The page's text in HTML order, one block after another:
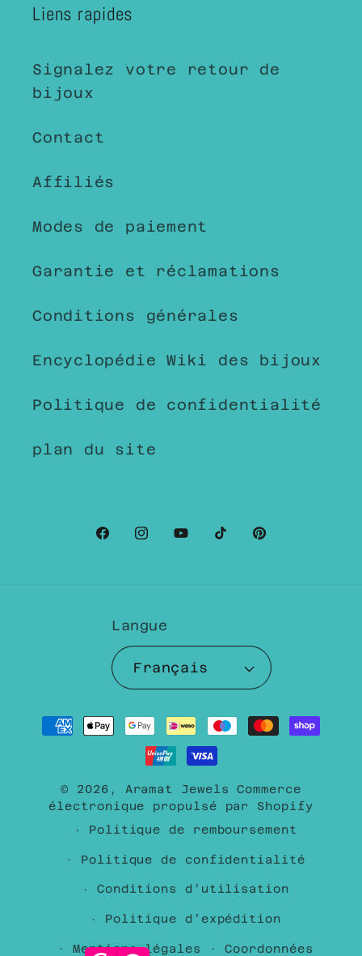
Liens rapides
Signalez votre retour de
bijoux
Contact
Affiliés
Modes de paiement
Garantie et réclamations
Conditions générales
Encyclopédie Wiki des bijoux
Politique de confidentialité
plan du site
Facebook
Instagram
YouTubeTikTokPinterest
Langue
Français
Moyens
© 2026, Aramat JewelsCommerce
électronique propulsé par Shopify
Politique de remboursement
Politique de confidentialité
Conditions d’utilisation
Politique d’expédition
Mentions légales Coordonnées